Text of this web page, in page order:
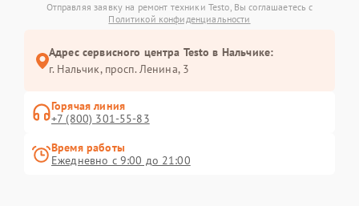
Отправляя заявку на ремонт техники Testo, Вы соглашаетесь с
Политикой конфиденциальности
Адрес сервисного центра Testo в Нальчике:
г. Нальчик, просп. Ленина, 3
Горячая линия
+7 (800) 301-55-83
Время работы
Ежедневно с 9:00 до 21:00